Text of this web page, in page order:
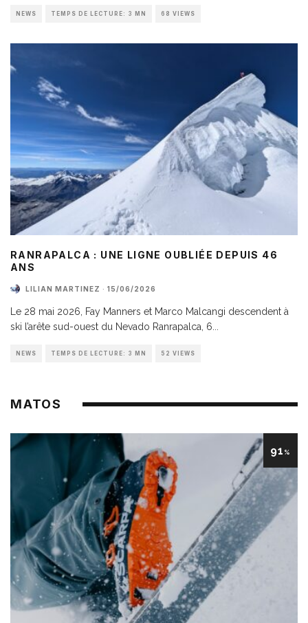
NEWS TEMPS DE LECTURE: 3 MN 68 VIEWS
RANRAPALCA : UNE LIGNE OUBLIÉE DEPUIS 46
ANS
LILIAN MARTINEZ · 15/06/2026
Le 28 mai 2026, Fay Manners et Marco Malcangi descendent à
ski l’arête sud-ouest du Nevado Ranrapalca, 6
NEWS TEMPS DE LECTURE: 3 MN 52 VIEWS
MATOS
91 %